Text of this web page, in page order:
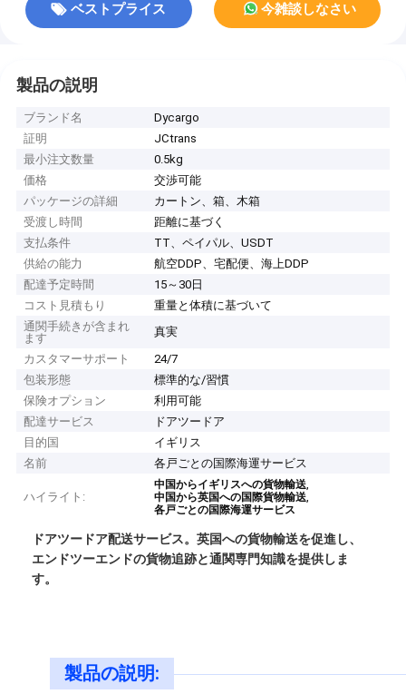
ベストプライス 今雑談しなさい
製品の説明
ブランド名
Dycargo
証明
JCtrans
最小注文数量
0.5kg
価格
交渉可能
パッケージの詳細
カートン、箱、木箱
受渡し時間
距離に基づく
支払条件
TT、ペイパル、USDT
供給の能力
航空DDP、宅配便、海上DDP
配達予定時間
15～30日
コスト見積もり
重量と体積に基づいて
通関手続きが含まれ
ます
真実
カスタマーサポート
24/7
包装形態
標準的な/習慣
保険オプション
利用可能
配達サービス
ドアツードア
目的国
イギリス
名前
各戸ごとの国際海運サービス
ハイライト:
中国からイギリスへの貨物輸送,
中国から英国への国際貨物輸送,
各戸ごとの国際海運サービス
ドアツードア配送サービス。英国への貨物輸送を促進し、
エンドツーエンドの貨物追跡と通関専門知識を提供しま
す。
製品の説明: